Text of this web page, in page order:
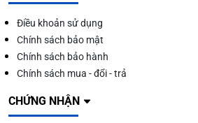
Điều khoản sử dụng
Chính sách bảo mật
Chính sách bảo hành
Chính sách mua - đổi - trả
CHỨNG NHẬN